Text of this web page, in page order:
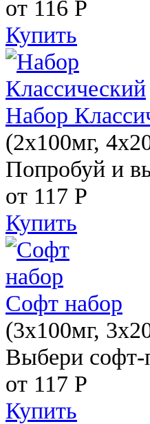
от 116 Р
Купить
Набор
(2x100мг,
Попробуй и
от 117 Р
Купить
Софт набор
(3x100мг,
Выбери софт-
от 117 Р
Купить